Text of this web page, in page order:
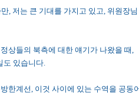
, 저는 큰 기대를 가지고 있고, 위원장님
상들의 북측에 대한 얘기가 나왔을 때,
도 있습니다.
한계선, 이것 사이에 있는 수역을 공동